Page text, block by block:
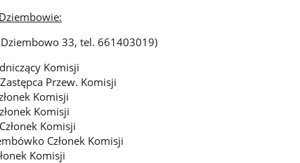
33, tel. 661403019)
Komisji
Przew. Komisji
Komisji
Komisji
Komisji
Członek Komisji
Komisji